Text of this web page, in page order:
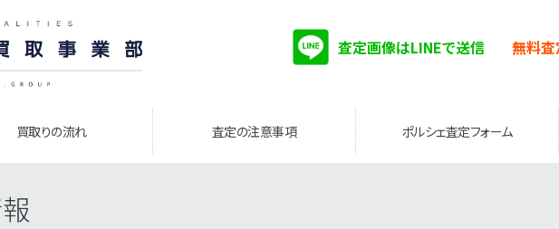
査定画像はLINEで送信 無料査
買取りの流れ 査定の注意事項 ポルシェ査定フォーム